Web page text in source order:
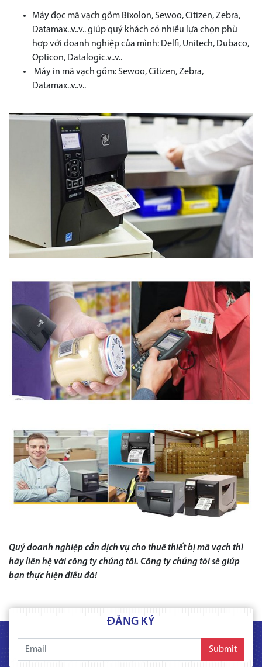
Máy đọc mã vạch gồm Bixolon, Sewoo, Citizen, Zebra,
Datamax..v..v.. giúp quý khách có nhiều lựa chọn phù
hợp với doanh nghiệp của mình: Delfi, Unitech, Dubaco,
Opticon, Datalogic.v..v..
Máy in mã vạch gồm: Sewoo, Citizen, Zebra,
Datamax..v..v..
Quý doanh nghiệp cần dịch vụ cho thuê thiết bị mã vạch thì
hãy liên hệ với công ty chúng tôi. Công ty chúng tôi sẽ giúp
bạn thực hiện điều đó!
ĐĂNG KÝ
Submit